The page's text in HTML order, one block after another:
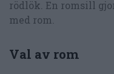
rödlök. En romsill
med rom.
Val av rom